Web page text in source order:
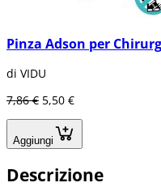
Pinza Adson per
di VIDU
7,86 € 5,50 €
Aggiungi
Descrizione